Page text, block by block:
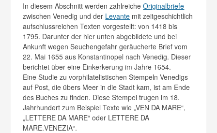
In diesem Abschnitt werden zahlreicheOriginalbriefe
zwischen Venedig und der Levante mit zeitgeschichtlich
aufschlussreichen Texten vorgestellt: von 1418 bis
1795. Darunter der hier unten abgebildete und bei
Ankunft wegen Seuchengefahr geräucherte Brief vom
22. Mai 1655 aus Konstantinopel nach Venedig. Dieser
berichtet über eine Einkerkerung im Jahre 1654.
Eine Studie zu vorphilatelistischen Stempeln Venedigs
auf Post, die übers Meer in die Stadt kam, ist am Ende
des Buches zu finden. Diese Stempel trugen im 18.
Jahrhundert zum Beispiel Texte wie „VEN DA MARE“,
„LETTERE DA MARE“ oder LETTERE DA
MARE.VENEZIA“.